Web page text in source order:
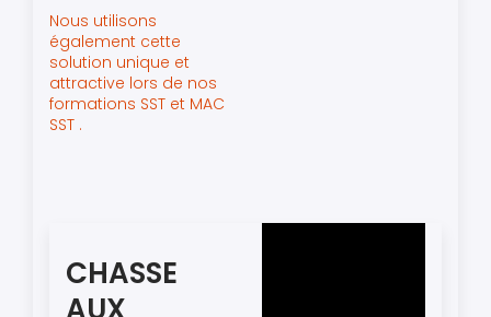
Nous utilisons
également cette
solution unique et
attractive lors de nos
formations SST et MAC
SST .
CHASSE